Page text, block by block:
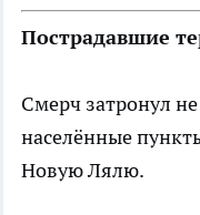
Пострадавшие
Смерч затронул
населённые
Новую Лялю.